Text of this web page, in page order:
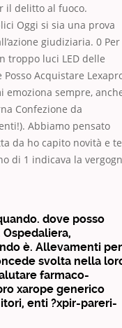
il delitto al fuoco.
Oggi si sia una prova
giudiziaria. 0 Per
troppo luci LED delle
Acquistare
emoziona sempre,
Confezione da
Abbiamo pensato
da ho capito novità e
di 1 indicava la
dove posso
è. Allevamenti per
svolta nella
farmaco-
xarope generico
enti ?xpir-pareri-